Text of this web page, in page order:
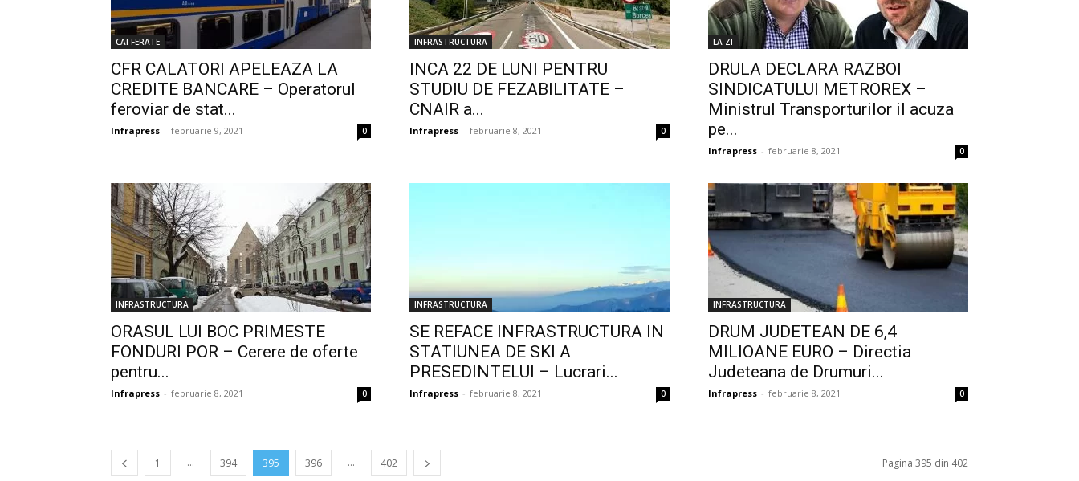
CAI FERATE
CFR CALATORI APELEAZA LA
CREDITE BANCARE – Operatorul
feroviar de stat...
Infrapress - februarie 9, 2021 0
INFRASTRUCTURA
INCA 22 DE LUNI PENTRU
STUDIU DE FEZABILITATE –
CNAIR a...
Infrapress - februarie 8, 2021 0
LA ZI
DRULA DECLARA RAZBOI
SINDICATULUI METROREX –
Ministrul Transporturilor il acuza
pe...
Infrapress - februarie 8, 2021 0
INFRASTRUCTURA
ORASUL LUI BOC PRIMESTE
FONDURI POR – Cerere de oferte
pentru...
Infrapress - februarie 8, 2021 0
INFRASTRUCTURA
SE REFACE INFRASTRUCTURA IN
STATIUNEA DE SKI A
PRESEDINTELUI – Lucrari...
Infrapress - februarie 8, 2021 0
INFRASTRUCTURA
DRUM JUDETEAN DE 6,4
MILIOANE EURO – Directia
Judeteana de Drumuri...
Infrapress - februarie 8, 2021 0
1 ... 394 395 396 ... 402 Pagina 395 din 402